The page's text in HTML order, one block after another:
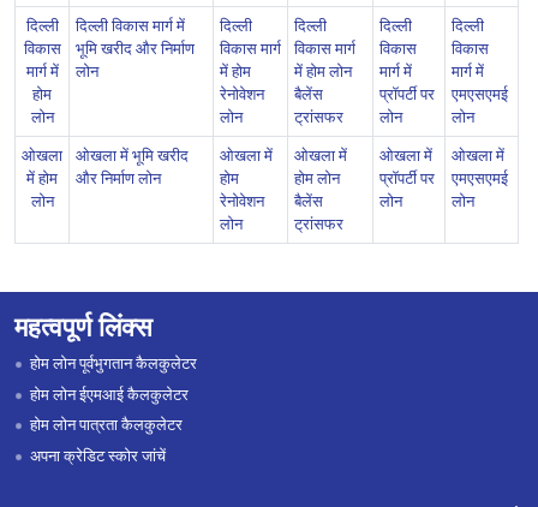
दिल्ली
विकास
मार्ग में
होम
लोन
दिल्ली विकास मार्ग में
भूमि खरीद और निर्माण
लोन
दिल्ली
विकास मार्ग
में होम
रेनोवेशन
लोन
दिल्ली
विकास मार्ग
में होम लोन
बैलेंस
ट्रांसफर
दिल्ली
विकास
मार्ग में
प्रॉपर्टी पर
लोन
दिल्ली
विकास
मार्ग में
एमएसएमई
लोन
ओखला
में होम
लोन
ओखला में भूमि खरीद
और निर्माण लोन
ओखला में
होम
रेनोवेशन
लोन
ओखला में
होम लोन
बैलेंस
ट्रांसफर
ओखला में
प्रॉपर्टी पर
लोन
ओखला में
एमएसएमई
लोन
महत्वपूर्ण लिंक्स
होम लोन पूर्वभुगतान कैलकुलेटर
होम लोन ईएमआई कैलकुलेटर
होम लोन पात्रता कैलकुलेटर
अपना क्रेडिट स्कोर जांचें